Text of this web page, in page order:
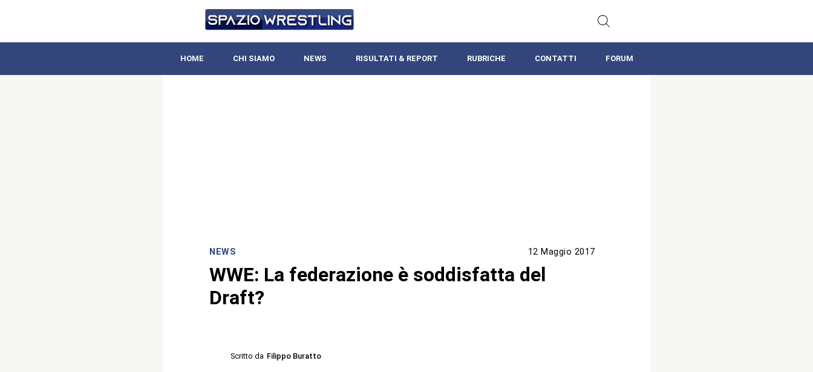
HOME CHI SIAMO NEWS RISULTATI & REPORT RUBRICHE CONTATTI FORUM
NEWS 12 Maggio 2017
WWE: La federazione è soddisfatta del
Draft?
Scritto da Filippo Buratto